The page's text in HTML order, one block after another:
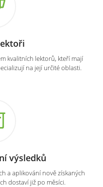
kvalitních lektorů, kteří mají
na její určité oblasti.
výsledků
a aplikování nově získaných
dostaví již po měsíci.